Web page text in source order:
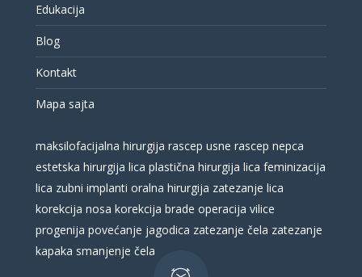
Edukacija
Blog
Kontakt
Mapa sajta
maksilofacijalna hirurgija rascep usne rascep nepca
estetska hirurgija lica plastična hirurgija lica feminizacija
lica zubni implanti oralna hirurgija zatezanje lica
korekcija nosa korekcija brade operacija vilice
progenija povećanje jagodica zatezanje čela zatezanje
kapaka smanjenje čela